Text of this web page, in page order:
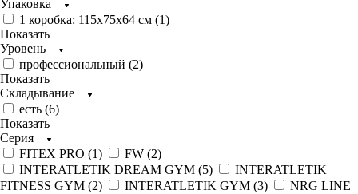
Упаковка
1 коробка: 115х75х64 см (1)
Показать
Уровень
профессиональный (2)
Показать
Складывание
есть (6)
Показать
Серия
FITEX PRO (1) FW (2)
INTERATLETIK DREAM GYM (5)
INTERATLETIK
FITNESS GYM (2) INTERATLETIK GYM (3)
NRG LINE